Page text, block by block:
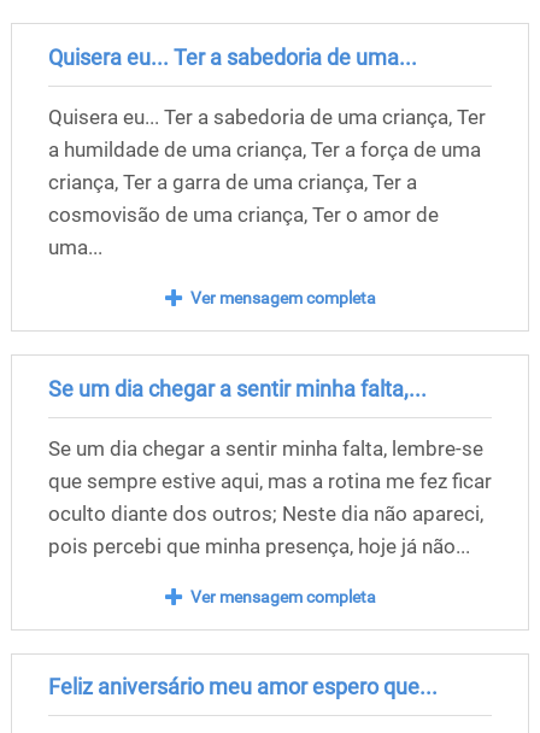
Quisera eu... Ter a sabedoria de uma...
Quisera eu... Ter a sabedoria de uma criança, Ter
a humildade de uma criança, Ter a força de uma
criança, Ter a garra de uma criança, Ter a
cosmovisão de uma criança, Ter o amor de
uma...
Ver mensagem completa
Se um dia chegar a sentir minha falta,...
Se um dia chegar a sentir minha falta, lembre-se
que sempre estive aqui, mas a rotina me fez ficar
oculto diante dos outros; Neste dia não apareci,
pois percebi que minha presença, hoje já não...
Ver mensagem completa
Feliz aniversário meu amor espero que...